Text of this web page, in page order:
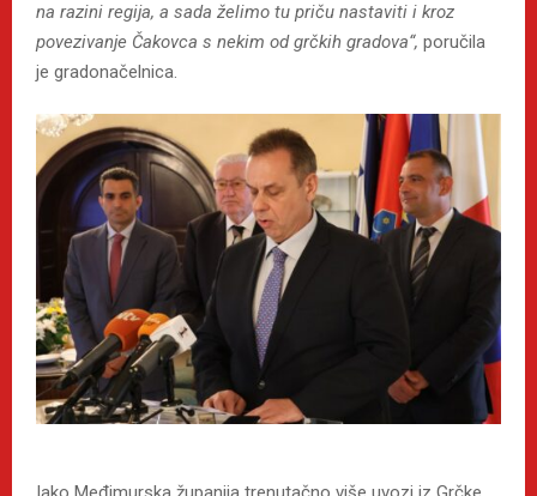
na razini regija, a sada želimo tu priču nastaviti i kroz
povezivanje Čakovca s nekim od grčkih gradova“, poručila
je gradonačelnica.